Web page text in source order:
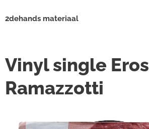
2dehands materiaal
Vinyl single Eros
Ramazzotti